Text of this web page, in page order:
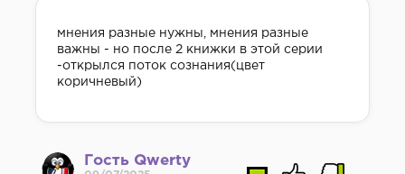
мнения разные нужны, мнения разные
важны - но после 2 книжки в этой серии
-открылся поток сознания(цвет
коричневый)
Гость Qwerty